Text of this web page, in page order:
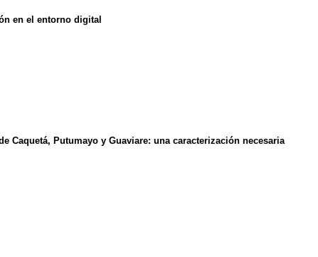
en el entorno digital
Caquetá, Putumayo y Guaviare: una caracterización necesaria